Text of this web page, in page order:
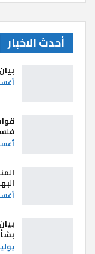
أحدث الاخبار
يوليو 28,